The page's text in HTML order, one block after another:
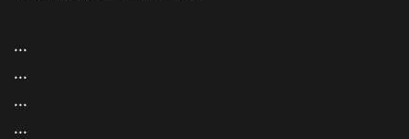
...
...
...
...